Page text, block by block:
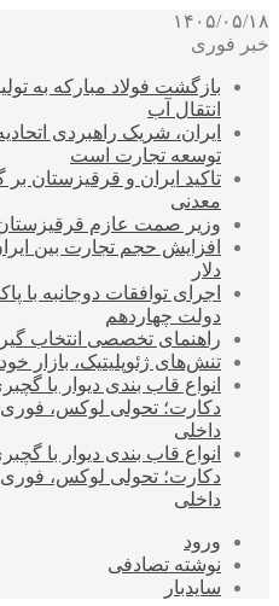
۱۴۰۵/۰۵/۱۸
خبر فوری
بازگشت فولاد مبارکه به
انتقال آب
ایران، شریک راهبردی
توسعه تجارت است
تاکید ایران و قرقیزستان
معدنی
وزیر صمت عازم
دلار
اجرای توافقات دوجانبه
دولت چهاردهم
راهنمای تخصصی انتخاب
تنش‌های ژئوپلیتیک، بازار
انواع قاب بندی دیوار با
دکارت؛ تحولی لوکس،
داخلی
انواع قاب بندی دیوار با
دکارت؛ تحولی لوکس،
داخلی
ورود
نوشته تصادفی
سایدبار